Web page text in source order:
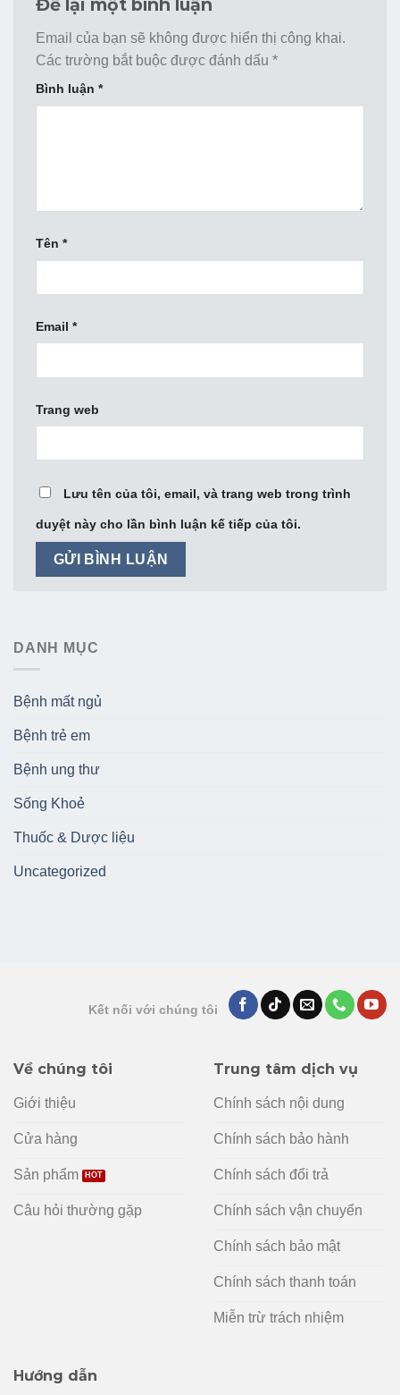
Để lại một bình luận
Email của bạn sẽ không được hiển thị công khai.
Các trường bắt buộc được đánh dấu *
Bình luận *
Tên *
Email *
Trang web
Lưu tên của tôi, email, và trang web trong trình
duyệt này cho lần bình luận kế tiếp của tôi.
DANH MỤC
Bệnh mất ngủ
Bệnh trẻ em
Bệnh ung thư
Sống Khoẻ
Thuốc & Dược liệu
Uncategorized
Kết nối với chúng tôi
Về chúng tôi
Giới thiệu
Cửa hàng
Sản phẩm
Câu hỏi thường gặp
Trung tâm dịch vụ
Chính sách nội dung
Chính sách bảo hành
Chính sách đổi trả
Chính sách vận chuyển
Chính sách bảo mật
Chính sách thanh toán
Miễn trừ trách nhiệm
Hướng dẫn